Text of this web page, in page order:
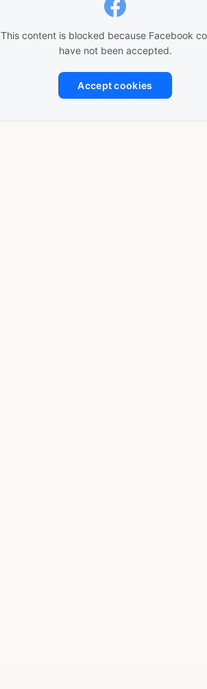
This content is blocked because Facebook
have not been accepted.
Accept cookies